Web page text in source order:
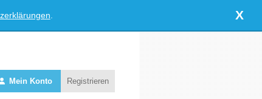
X
Mein Konto Registrieren